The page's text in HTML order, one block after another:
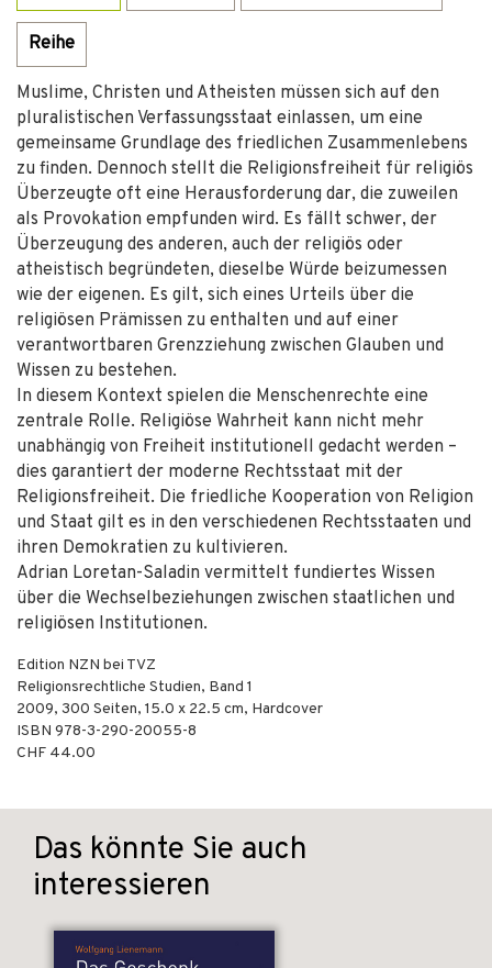
Reihe
Muslime, Christen und Atheisten müssen sich auf den
pluralistischen Verfassungsstaat einlassen, um eine
gemeinsame Grundlage des friedlichen Zusammenlebens
zu finden. Dennoch stellt die Religionsfreiheit für religiös
Überzeugte oft eine Herausforderung dar, die zuweilen
als Provokation empfunden wird. Es fällt schwer, der
Überzeugung des anderen, auch der religiös oder
atheistisch begründeten, dieselbe Würde beizumessen
wie der eigenen. Es gilt, sich eines Urteils über die
religiösen Prämissen zu enthalten und auf einer
verantwortbaren Grenzziehung zwischen Glauben und
Wissen zu bestehen.
In diesem Kontext spielen die Menschenrechte eine
zentrale Rolle. Religiöse Wahrheit kann nicht mehr
unabhängig von Freiheit institutionell gedacht werden –
dies garantiert der moderne Rechtsstaat mit der
Religionsfreiheit. Die friedliche Kooperation von Religion
und Staat gilt es in den verschiedenen Rechtsstaaten und
ihren Demokratien zu kultivieren.
Adrian Loretan-Saladin vermittelt fundiertes Wissen
über die Wechselbeziehungen zwischen staatlichen und
religiösen Institutionen.
Edition NZN bei TVZ
Religionsrechtliche Studien, Band 1
2009, 300 Seiten, 15.0 x 22.5 cm, Hardcover
ISBN 978-3-290-20055-8
CHF 44.00
Das könnte Sie auch
interessieren